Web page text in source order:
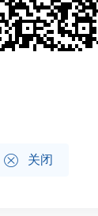
 关闭